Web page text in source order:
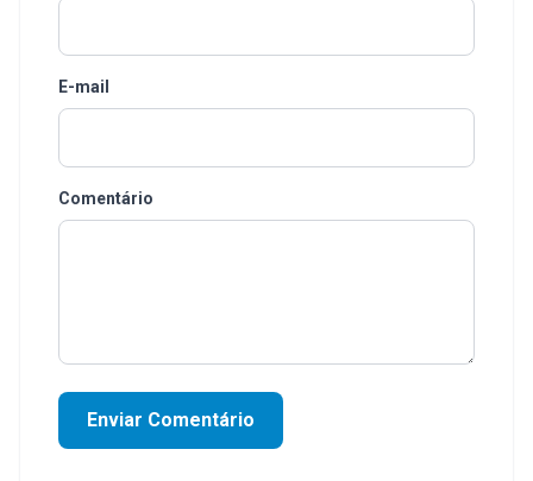
E-mail
Comentário
Enviar Comentário